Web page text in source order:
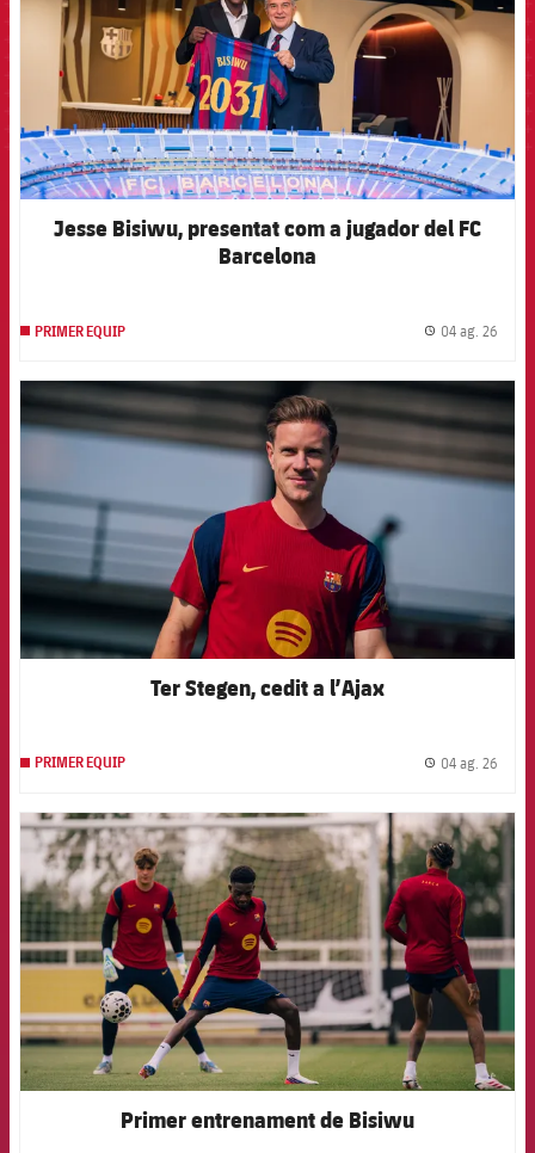
Jesse Bisiwu, presentat com a jugador del FC
Barcelona
PRIMER EQUIP 04 ag. 26
FCB Barcelona badge
Ter Stegen, cedit a l’Ajax
PRIMER EQUIP 04 ag. 26
FCB Barcelona badge
Primer entrenament de Bisiwu